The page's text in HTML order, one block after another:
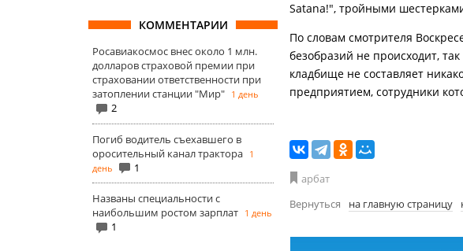
КОММЕНТАРИИ
Росавиакосмос внес около 1 млн.
долларов страховой премии при
страховании ответственности при
затоплении станции "Мир" 1 день
2
Погиб водитель съехавшего в
оросительный канал трактора 1
день
1
Названы специальности с
наибольшим ростом зарплат 1 день
1
Satana!", тройными
По словам смотрителя
безобразий не происходит,
кладбище не составляет
предприятием, сотрудники
арбат
Вернуться
на главную страницу